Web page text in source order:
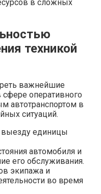
в сложных
техникой
важнейшие
оперативного
автотранспортом в
ситуаций.
выезду единицы
автомобиля и
его обслуживания.
экипажа и
во время